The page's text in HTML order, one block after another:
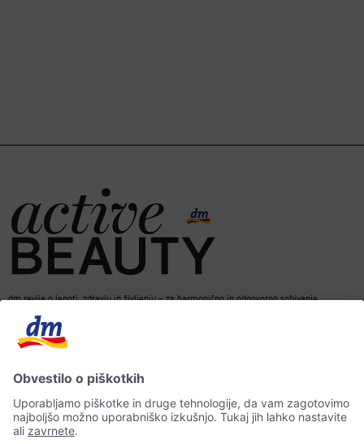
dm revija o lepoti, zdravju in življenju – za harmonično in odgovorno sobivanje.